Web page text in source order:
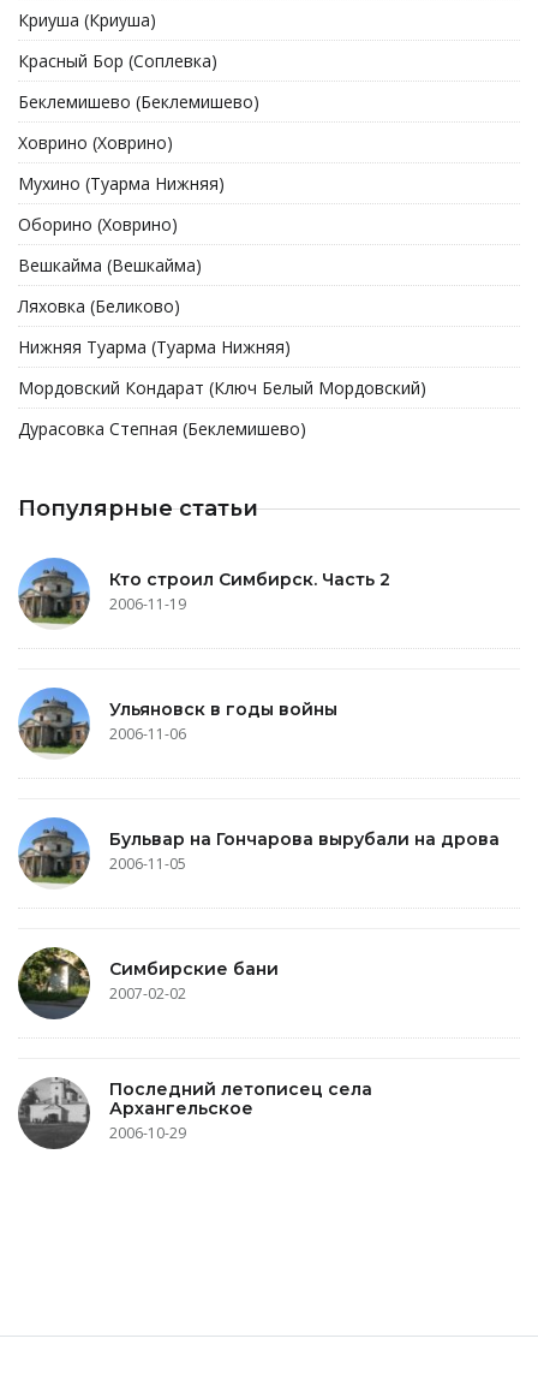
Криуша (Криуша)
Красный Бор (Соплевка)
Беклемишево (Беклемишево)
Ховрино (Xоврино)
Мухино (Туарма Нижняя)
Оборино (Xоврино)
Вешкайма (Вешкайма)
Ляховка (Беликово)
Нижняя Туарма (Туарма Нижняя)
Мордовский Кондарат (Ключ Белый Мордовский)
Дурасовка Степная (Беклемишево)
Популярные статьи
Кто строил Симбирск. Часть 2
2006-11-19
Ульяновск в годы войны
2006-11-06
Бульвар на Гончарова вырубали на дрова
2006-11-05
Симбирские бани
2007-02-02
Последний летописец села
Архангельское
2006-10-29